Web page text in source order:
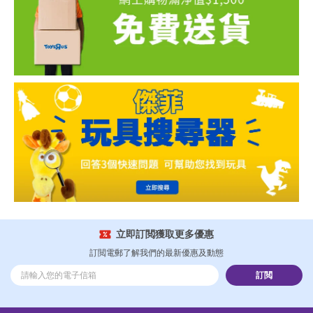
立即訂閲獲取更多優惠
訂閲電郵了解我們的最新優惠及動態
訂閲